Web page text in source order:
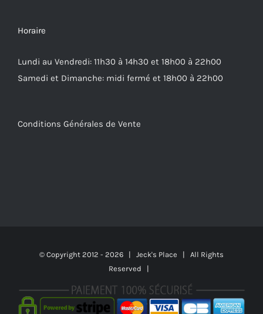
Horaire
Lundi au Vendredi: 11h30 à 14h30 et 18h00 à 22h00
Samedi et Dimanche: midi fermé et 18h00 à 22h00
Conditions Générales de Vente
© Copyright 2012 - 2026 | Jeck's Place | All Rights
Reserved |